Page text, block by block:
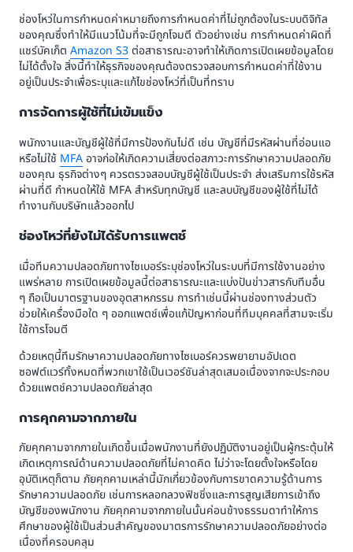
ช่องโหว่ในการกำหนดค่าหมายถึงการกำหนดค่าที่ไม่ถูกต้องในระบบดิจิทัล
ของคุณซึ่งทำให้มีแนวโน้มที่จะมีถูกโจมตี ตัวอย่างเช่น การกำหนดค่าผิดที่
แชร์บัคเก็ต Amazon S3 ต่อสาธารณะอาจทำให้เกิดการเปิดเผยข้อมูลโดย
ไม่ได้ตั้งใจ สิ่งนี้ทำให้ธุรกิจของคุณต้องตรวจสอบการกำหนดค่าที่ใช้งาน
อยู่เป็นประจำเพื่อระบุและแก้ไขช่องโหว่ที่เป็นที่ทราบ
การจัดการผู้ใช้ที่ไม่เข้มแข็ง
พนักงานและบัญชีผู้ใช้ที่มีการป้องกันไม่ดี เช่น บัญชีที่มีรหัสผ่านที่อ่อนแอ
หรือไม่ใช้ MFAอาจก่อให้เกิดความเสี่ยงต่อสภาวะการรักษาความปลอดภัย
ของคุณ ธุรกิจต่างๆ ควรตรวจสอบบัญชีผู้ใช้เป็นประจำ ส่งเสริมการใช้รหัส
ผ่านที่ดี กำหนดให้ใช้ MFA สำหรับทุกบัญชี และลบบัญชีของผู้ใช้ที่ไม่ได้
ทำงานกับบริษัทแล้วออกไป
ช่องโหว่ที่ยังไม่ได้รับการแพตช์
เมื่อทีมความปลอดภัยทางไซเบอร์ระบุช่องโหว่ในระบบที่มีการใช้งานอย่าง
แพร่หลาย การเปิดเผยข้อมูลนี้ต่อสาธารณะและแบ่งปันข่าวสารกับทีมอื่น
ๆ ถือเป็นมาตรฐานของอุตสาหกรรม การทำเช่นนี้ผ่านช่องทางส่วนตัว
ช่วยให้เครื่องมือใด ๆ ออกแพตช์เพื่อแก้ปัญหาก่อนที่ทีมบุคคลที่สามจะเริ่ม
ใช้การโจมตี
ด้วยเหตุนี้ทีมรักษาความปลอดภัยทางไซเบอร์ควรพยายามอัปเดต
ซอฟต์แวร์ทั้งหมดที่พวกเขาใช้เป็นเวอร์ชันล่าสุดเสมอเนื่องจากจะประกอบ
ด้วยแพตช์ความปลอดภัยล่าสุด
การคุกคามจากภายใน
ภัยคุกคามจากภายในเกิดขึ้นเมื่อพนักงานที่ยังปฏิบัติงานอยู่เป็นผู้กระตุ้นให้
เกิดเหตุการณ์ด้านความปลอดภัยที่ไม่คาดคิด ไม่ว่าจะโดยตั้งใจหรือโดย
อุบัติเหตุก็ตาม ภัยคุกคามเหล่านี้มักเกี่ยวข้องกับการขาดความรู้ด้านการ
รักษาความปลอดภัย เช่นการหลอกลวงฟิชชิ่งและการสูญเสียการเข้าถึง
บัญชีของพนักงาน ภัยคุกคามจากภายในนั้นค่อนข้างธรรมดาทำให้การ
ศึกษาของผู้ใช้เป็นส่วนสำคัญของมาตรการรักษาความปลอดภัยอย่างต่อ
เนื่องที่ครอบคลุม